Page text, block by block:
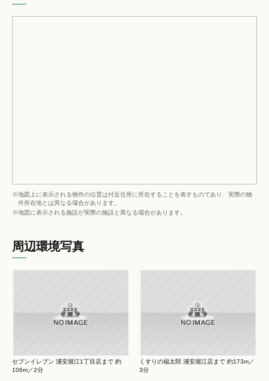
※地図上に表示される物件の位置は付近住所に所在することを表すものであり、実際の物
件所在地とは異なる場合があります。
※地図に表示される施設が実際の施設と異なる場合があります。
周辺環境写真
セブンイレブン 浦安堀江1丁目店まで 約
106m／2分
くすりの福太郎 浦安堀江店まで 約173m／
3分